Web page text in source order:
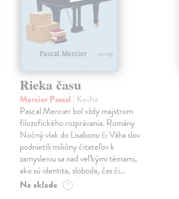
Rieka času
Mercier Pascal | Kniha
Pascal Mercier bol vždy majstrom
filozofického rozprávania. Romány
Nočný vlak do Lisabonu či Váha slov
podnietili milióny čitateľov k
zamysleniu sa nad veľkými témami,
ako sú identita, sloboda, čas či…
Na sklade ?